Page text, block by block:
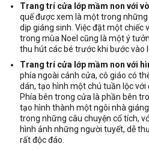
Trang trí cửa lớp mầm non với
quế được xem là một trong
dịp giáng sinh. Việc đặt một chiếc
trong mùa Noel cũng là một ý
thu hút các bé trước khi bước vào
Trang trí cửa lớp mầm non với
phía ngoài cánh cửa, cô giáo có
dán, tạo hình một chú tuần lộc với
Phía bên trong cửa là phần bên
tạo hình thành một ngôi nhà
trong những câu chuyện cổ tích,
hình ảnh những người tuyết, dễ
rất độc đáo.